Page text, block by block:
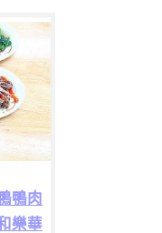
鴨肉
樂華